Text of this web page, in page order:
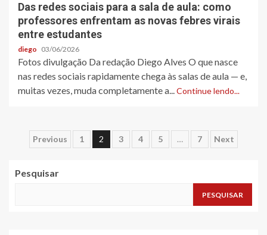
Das redes sociais para a sala de aula: como
professores enfrentam as novas febres virais
entre estudantes
diego 03/06/2026
Fotos divulgação Da redação Diego Alves O que nasce
nas redes sociais rapidamente chega às salas de aula — e,
muitas vezes, muda completamente a...Continue lendo...
Paginação
de
Previous 1 2 3 4 5 … 7 Next
Pesquisar
PESQUISAR